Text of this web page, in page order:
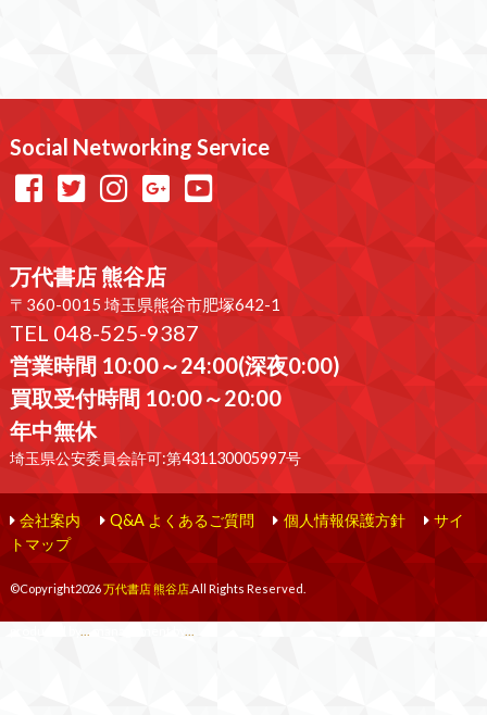
Social Networking Service
万代書店 熊谷店
〒360-0015 埼玉県熊谷市肥塚642-1
TEL 048-525-9387
営業時間 10:00～24:00(深夜0:00)
買取受付時間 10:00～20:00
年中無休
埼玉県公安委員会許可:第431130005997号
会社案内 Q&A よくあるご質問 個人情報保護方針
サイ
トマップ
©Copyright2026万代書店 熊谷店.All Rights Reserved.
... ...